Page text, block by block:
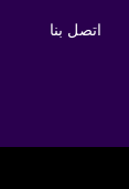
اتصل بنا